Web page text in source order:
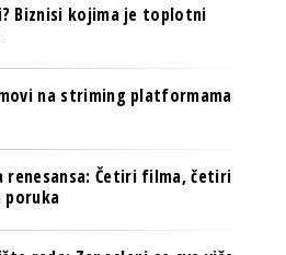
Biznisi kojima je toplotni
na striming platformama
renesansa: Četiri filma, četiri
poruka